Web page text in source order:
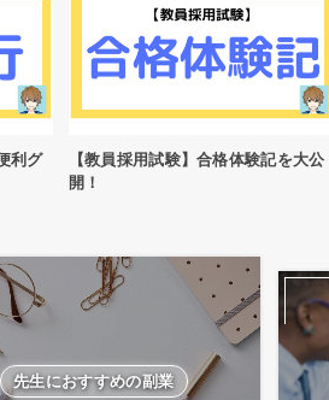
大公
【NELL】マットレスのおすすめメ
ーカーを紹介！
先生におすすめの副業